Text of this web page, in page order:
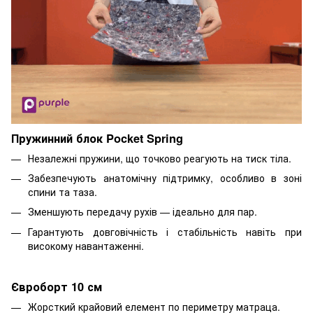
Пружинний блок Pocket Spring
Незалежні пружини, що точково реагують на тиск тіла.
Забезпечують анатомічну підтримку, особливо в зоні
спини та таза.
Зменшують передачу рухів — ідеально для пар.
Гарантують довговічність і стабільність навіть при
високому навантаженні.
Євроборт 10 см
Жорсткий крайовий елемент по периметру матраца.